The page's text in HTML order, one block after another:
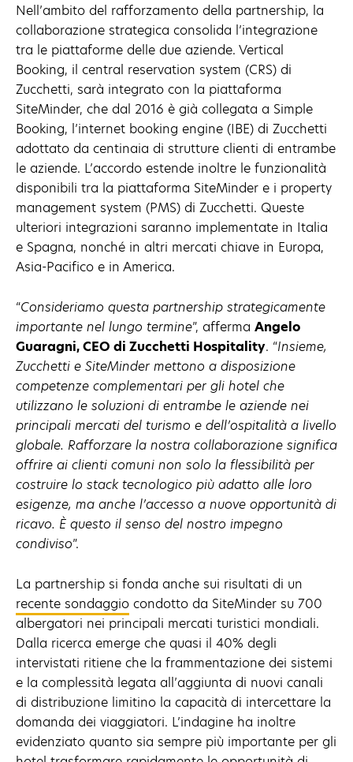
Nell’ambito del rafforzamento della partnership, la
collaborazione strategica consolida l’integrazione
tra le piattaforme delle due aziende. Vertical
Booking, il central reservation system (CRS) di
Zucchetti, sarà integrato con la piattaforma
SiteMinder, che dal 2016 è già collegata a Simple
Booking, l’internet booking engine (IBE) di Zucchetti
adottato da centinaia di strutture clienti di entrambe
le aziende. L’accordo estende inoltre le funzionalità
disponibili tra la piattaforma SiteMinder e i property
management system (PMS) di Zucchetti. Queste
ulteriori integrazioni saranno implementate in Italia
e Spagna, nonché in altri mercati chiave in Europa,
Asia-Pacifico e in America.
“Consideriamo questa partnership strategicamente
importante nel lungo termine”, afferma Angelo
Guaragni, CEO di Zucchetti Hospitality. “Insieme,
Zucchetti e SiteMinder mettono a disposizione
competenze complementari per gli hotel che
utilizzano le soluzioni di entrambe le aziende nei
principali mercati del turismo e dell’ospitalità a livello
globale. Rafforzare la nostra collaborazione significa
offrire ai clienti comuni non solo la flessibilità per
costruire lo stack tecnologico più adatto alle loro
esigenze, ma anche l’accesso a nuove opportunità di
ricavo. È questo il senso del nostro impegno
condiviso”.
La partnership si fonda anche sui risultati di un
recente sondaggio condotto da SiteMinder su 700
albergatori nei principali mercati turistici mondiali.
Dalla ricerca emerge che quasi il 40% degli
intervistati ritiene che la frammentazione dei sistemi
e la complessità legata all’aggiunta di nuovi canali
di distribuzione limitino la capacità di intercettare la
domanda dei viaggiatori. L’indagine ha inoltre
evidenziato quanto sia sempre più importante per gli